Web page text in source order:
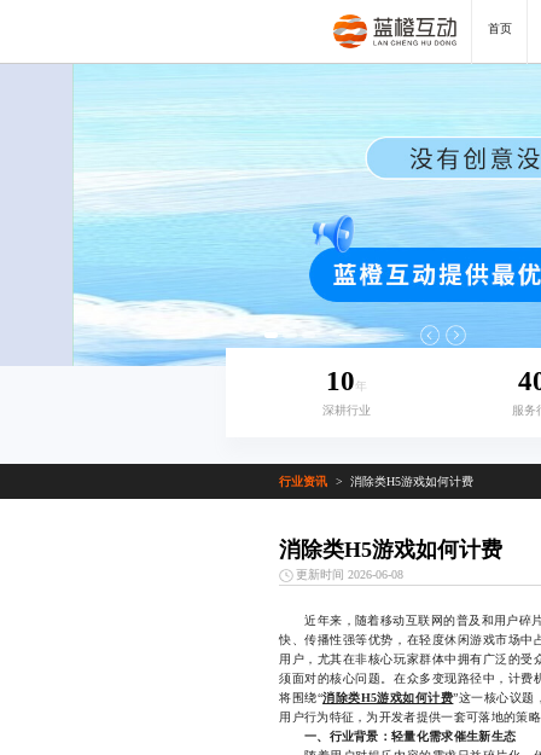
首页
10年
深耕行业
服务
行业资讯 > 消除类H5游戏如何计费
消除类H5游戏如何计费
更新时间 2026-06-08
近年来，随着移动互联网的普及和用户碎
快、传播性强等优势，在轻度休闲游戏市场
用户，尤其在非核心玩家群体中拥有广泛的
须面对的核心问题。在众多变现路径中，计
将围绕“消除类H5游戏如何计费”这一核心议题
用户行为特征，为开发者提供一套可落地的策
一、行业背景：轻量化需求催生新生态